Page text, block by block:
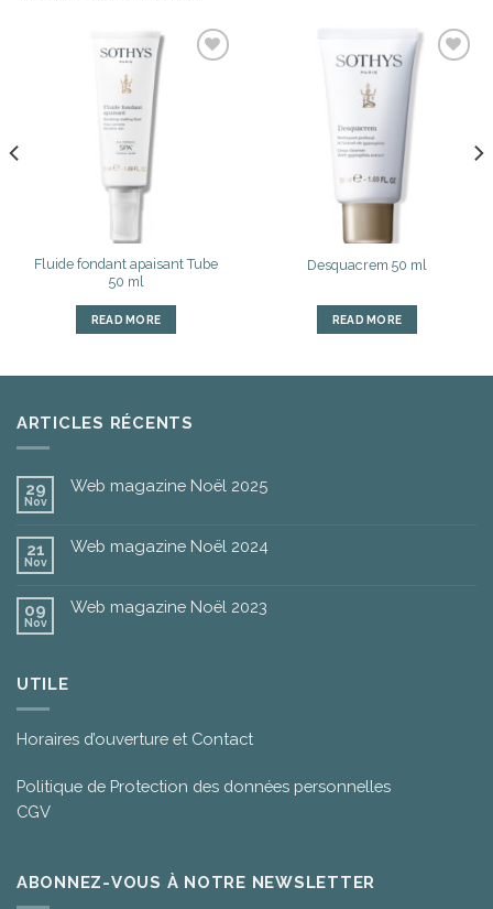
Fluide fondant apaisant Tube
50 ml
READ MORE
Desquacrem 50 ml
READ MORE
ARTICLES RÉCENTS
29
Nov
Web magazine Noël 2025
21
Nov
Web magazine Noël 2024
09
Nov
Web magazine Noël 2023
UTILE
Horaires d’ouverture et Contact
Politique de Protection des données personnelles
CGV
ABONNEZ-VOUS À NOTRE NEWSLETTER